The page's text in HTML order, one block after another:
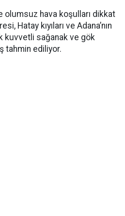
olumsuz hava koşulları dikkat
Hatay kıyıları ve Adana’nın
kuvvetli sağanak ve gök
tahmin ediliyor.